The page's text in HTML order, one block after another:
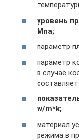
уровень
Мпа;
параметр
параметр
в случае
w/m*k;
материал
режима в